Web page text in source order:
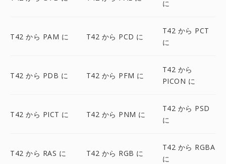
に
T42 から PAM に T42 から PCD に
T42 から PCT
に
T42 から PDB に T42 から PFM に
T42 から
PICON に
T42 から PICT に T42 から PNM に
T42 から PSD
に
T42 から RAS に T42 から RGB に
T42 から RGBA
に